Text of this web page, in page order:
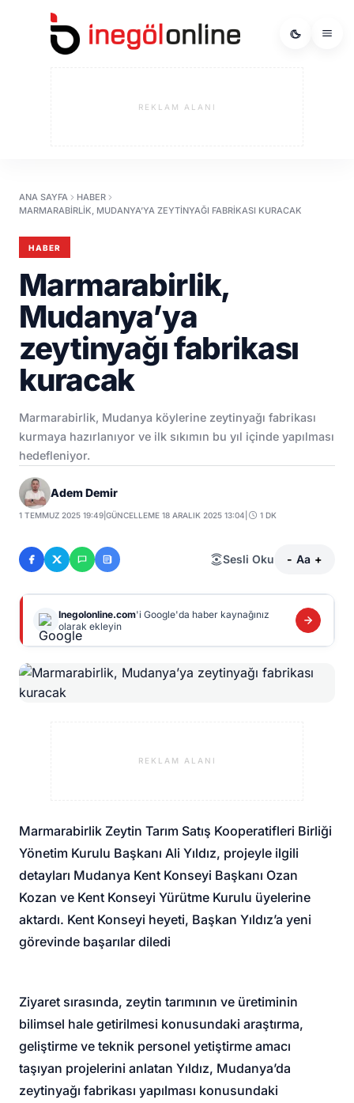
REKLAM ALANI
ANA SAYFA
HABER
MARMARABIRLIK, MUDANYA’YA ZEYTINYAĞI FABRIKASI KURACAK
HABER
Marmarabirlik,
Mudanya’ya
zeytinyağı fabrikası
kuracak
Marmarabirlik, Mudanya köylerine zeytinyağı fabrikası
kurmaya hazırlanıyor ve ilk sıkımın bu yıl içinde yapılması
hedefleniyor.
Adem Demir
1 TEMMUZ 2025 19:49 |GÜNCELLEME 18 ARALIK 2025 13:04 1 DK
Sesli Oku - Aa +
Inegolonline.com'i Google'da haber kaynağınız
olarak ekleyin
REKLAM ALANI
Marmarabirlik Zeytin Tarım Satış Kooperatifleri Birliği
Yönetim Kurulu Başkanı Ali Yıldız, projeyle ilgili
detayları Mudanya Kent Konseyi Başkanı Ozan
Kozan ve Kent Konseyi Yürütme Kurulu üyelerine
aktardı. Kent Konseyi heyeti, Başkan Yıldız’a yeni
görevinde başarılar diledi
Ziyaret sırasında, zeytin tarımının ve üretiminin
bilimsel hale getirilmesi konusundaki araştırma,
geliştirme ve teknik personel yetiştirme amacı
taşıyan projelerini anlatan Yıldız, Mudanya’da
zeytinyağı fabrikası yapılması konusundaki